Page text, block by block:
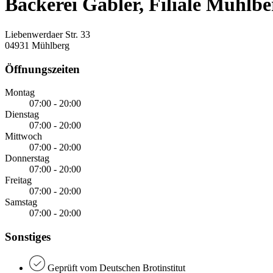
Bäckerei Gäbler, Filiale
Liebenwerdaer Str. 33
04931 Mühlberg
Öffnungszeiten
Montag
07:00 - 20:00
Dienstag
07:00 - 20:00
Mittwoch
07:00 - 20:00
Donnerstag
07:00 - 20:00
Freitag
07:00 - 20:00
Samstag
07:00 - 20:00
Sonstiges
Geprüft vom Deutschen Brotinstitut